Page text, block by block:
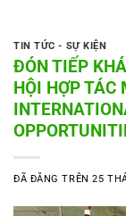
TIN TỨC - SỰ KIỆN
ĐÓN TIẾP
HỘI HỢP TÁC
ĐÃ ĐĂNG TRÊN25